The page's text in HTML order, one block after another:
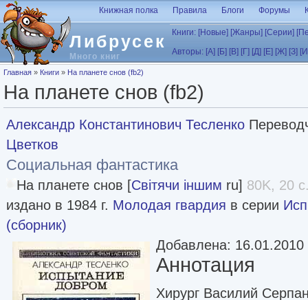
Перейти к основному содержанию
Либрусек
Много книг
Книжная полка Правила Блоги Форумы
Книги: [Новые] [Жанры] [Серии]
Авторы: [А] [Б] [В] [Г] [Д] [Е] [Ж] [З]
Вы здесь
Главная » Книги » На планете снов (fb2)
На планете снов (fb2)
Александр Константинович Тесленко
Цветков
Социальная фантастика
На планете снов [Світячи іншим ru] 80K, 20
издано в 1984 г. Молодая гвардия в серии
(сборник)
Добавлена: 16.01.2010
Аннотация
Хирург Василий